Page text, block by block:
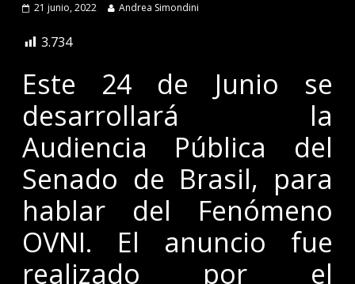
21 junio, 2022 Andrea Simondini
3.734
Este 24 de Junio se
desarrollará la
Audiencia Pública del
Senado de Brasil, para
hablar del Fenómeno
OVNI. El anuncio fue
realizado por el